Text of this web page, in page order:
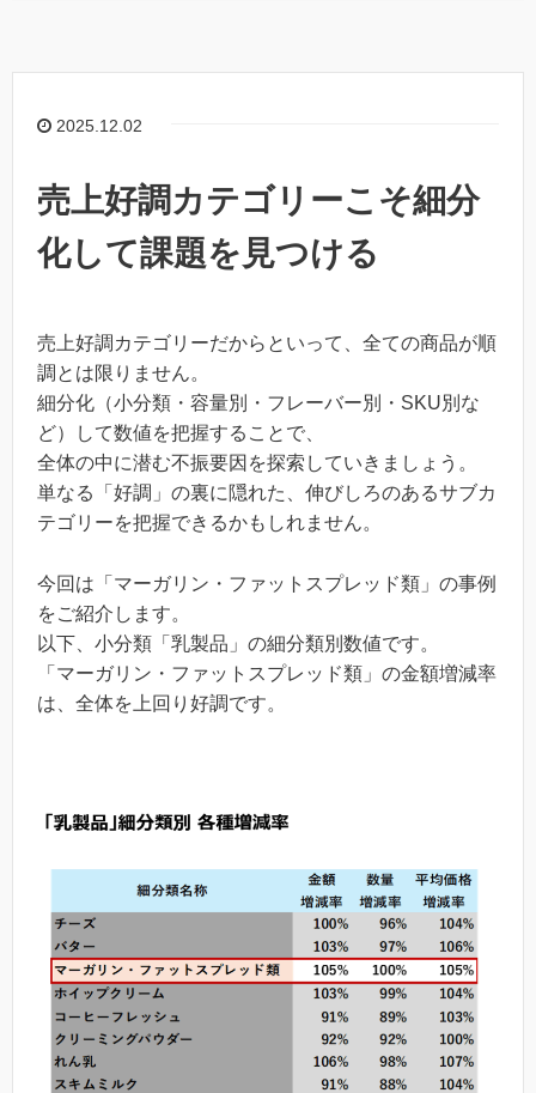
2025.12.02
売上好調カテゴリーこそ細分
化して課題を見つける
売上好調カテゴリーだからといって、全ての商品が順
調とは限りません。
細分化（小分類・容量別・フレーバー別・SKU別な
ど）して数値を把握することで、
全体の中に潜む不振要因を探索していきましょう。
単なる「好調」の裏に隠れた、伸びしろのあるサブカ
テゴリーを把握できるかもしれません。
今回は「マーガリン・ファットスプレッド類」の事例
をご紹介します。
以下、小分類「乳製品」の細分類別数値です。
「マーガリン・ファットスプレッド類」の金額増減率
は、全体を上回り好調です。